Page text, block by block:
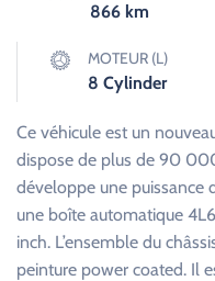
866 km
MOTEUR (L)
8 Cylinder
Ce véhicule est un
dispose de plus de 90
développe une puissance
une boîte automatique
inch. L’ensemble du
peinture power coated. Il